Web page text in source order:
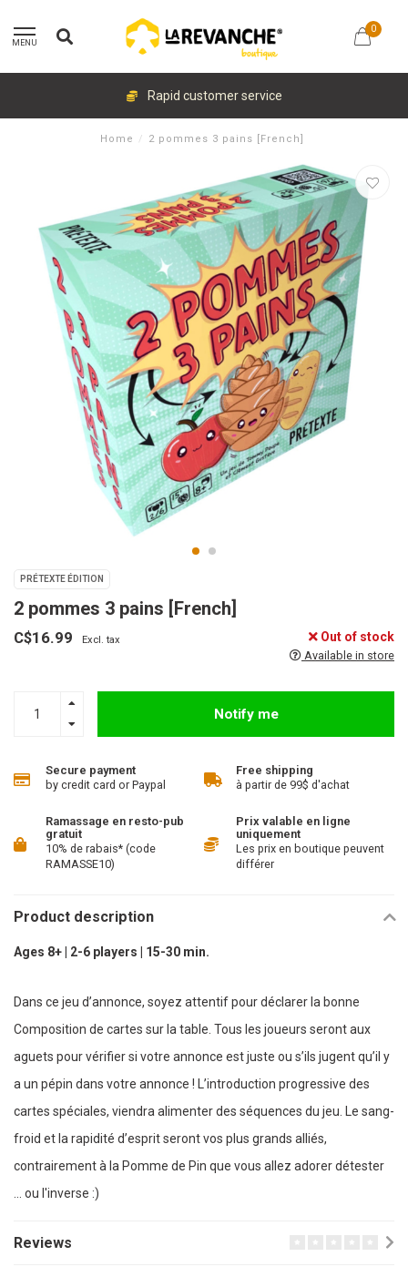
MENU
0
Rapid customer service
Home / 2 pommes 3 pains [French]
PRÉTEXTE ÉDITION
2 pommes 3 pains [French]
C$16.99 Excl. tax Out of stock
Available in store
Notify me
Secure payment
by credit card or Paypal
Free shipping
à partir de 99$ d'achat
Ramassage en resto-pub
gratuit
10% de rabais* (code
RAMASSE10)
Prix valable en ligne
uniquement
Les prix en boutique peuvent
différer
Product description
Ages 8+ | 2-6 players | 15-30 min.
Dans ce jeu d’annonce, soyez attentif pour déclarer la bonne
Composition de cartes sur la table. Tous les joueurs seront aux
aguets pour vérifier si votre annonce est juste ou s’ils jugent qu’il y
a un pépin dans votre annonce ! L’introduction progressive des
cartes spéciales, viendra alimenter des séquences du jeu. Le sang-
froid et la rapidité d’esprit seront vos plus grands alliés,
contrairement à la Pomme de Pin que vous allez adorer détester
... ou l'inverse :)
Reviews